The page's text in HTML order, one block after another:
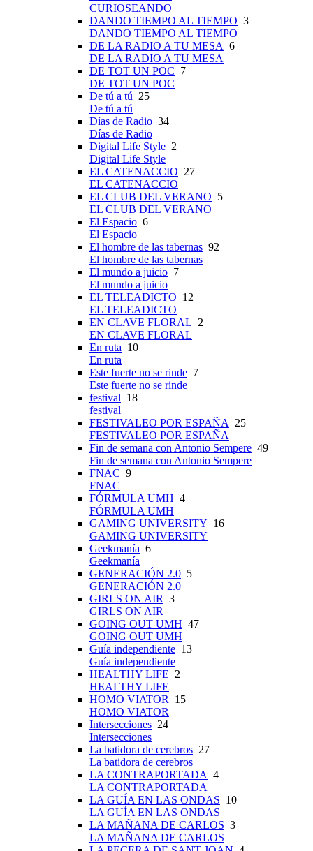
CURIOSEANDO
DANDO TIEMPO AL TIEMPO 3
DANDO TIEMPO AL TIEMPO
DE LA RADIO A TU MESA 6
DE LA RADIO A TU MESA
DE TOT UN POC 7
DE TOT UN POC
De tú a tú 25
De tú a tú
Días de Radio 34
Días de Radio
Digital Life Style 2
Digital Life Style
EL CATENACCIO 27
EL CATENACCIO
EL CLUB DEL VERANO 5
EL CLUB DEL VERANO
El Espacio 6
El Espacio
El hombre de las tabernas 92
El hombre de las tabernas
El mundo a juicio 7
El mundo a juicio
EL TELEADICTO 12
EL TELEADICTO
EN CLAVE FLORAL 2
EN CLAVE FLORAL
En ruta 10
En ruta
Este fuerte no se rinde 7
Este fuerte no se rinde
festival 18
festival
FESTIVALEO POR ESPAÑA 25
FESTIVALEO POR ESPAÑA
Fin de semana con Antonio Sempere 49
Fin de semana con Antonio Sempere
FNAC 9
FNAC
FÓRMULA UMH 4
FÓRMULA UMH
GAMING UNIVERSITY 16
GAMING UNIVERSITY
Geekmanía 6
Geekmanía
GENERACIÓN 2.0 5
GENERACIÓN 2.0
GIRLS ON AIR 3
GIRLS ON AIR
GOING OUT UMH 47
GOING OUT UMH
Guía independiente 13
Guía independiente
HEALTHY LIFE 2
HEALTHY LIFE
HOMO VIATOR 15
HOMO VIATOR
Intersecciones 24
Intersecciones
La batidora de cerebros 27
La batidora de cerebros
LA CONTRAPORTADA 4
LA CONTRAPORTADA
LA GUÍA EN LAS ONDAS 10
LA GUÍA EN LAS ONDAS
LA MAÑANA DE CARLOS 3
LA MAÑANA DE CARLOS